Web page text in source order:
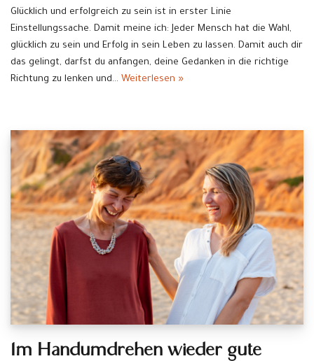
Glücklich und erfolgreich zu sein ist in erster Linie
Einstellungssache. Damit meine ich: Jeder Mensch hat die Wahl,
glücklich zu sein und Erfolg in sein Leben zu lassen. Damit auch dir
das gelingt, darfst du anfangen, deine Gedanken in die richtige
Richtung zu lenken und… Weiterlesen »
Im Handumdrehen wieder gute